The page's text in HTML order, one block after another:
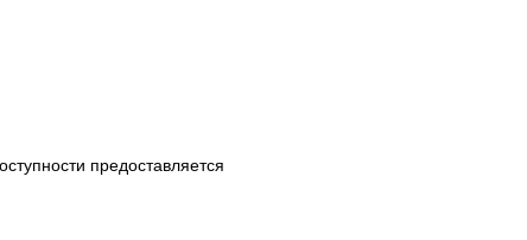
предоставляется